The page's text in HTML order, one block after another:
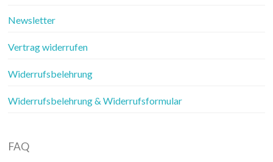
Newsletter
Vertrag widerrufen
Widerrufsbelehrung
Widerrufsbelehrung & Widerrufsformular
FAQ